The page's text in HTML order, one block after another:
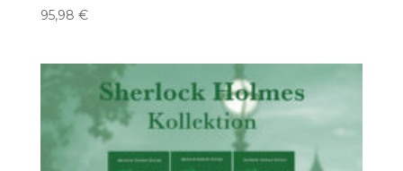
95,98 €